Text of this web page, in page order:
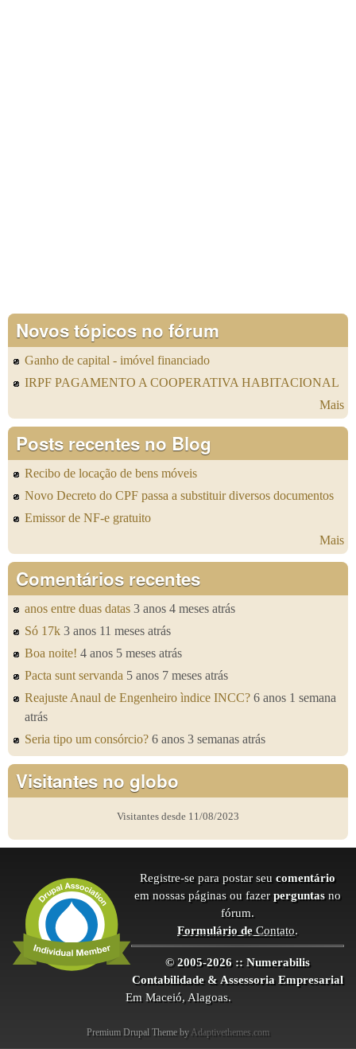
Novos tópicos no fórum
Ganho de capital - imóvel financiado
IRPF PAGAMENTO A COOPERATIVA HABITACIONAL
Mais
Posts recentes no Blog
Recibo de locação de bens móveis
Novo Decreto do CPF passa a substituir diversos documentos
Emissor de NF-e gratuito
Mais
Comentários recentes
anos entre duas datas 3 anos 4 meses atrás
Só 17k 3 anos 11 meses atrás
Boa noite! 4 anos 5 meses atrás
Pacta sunt servanda 5 anos 7 meses atrás
Reajuste Anaul de Engenheiro ìndice INCC? 6 anos 1 semana
atrás
Seria tipo um consórcio? 6 anos 3 semanas atrás
Visitantes no globo
Visitantes desde 11/08/2023
Registre-se para postar seu comentário
em nossas páginas ou fazer perguntas no
fórum.
Formulário deContato.
© 2005-2026 :: Numerabilis
Contabilidade & Assessoria Empresarial
Em Maceió, Alagoas.
Premium Drupal Theme by Adaptivethemes.com